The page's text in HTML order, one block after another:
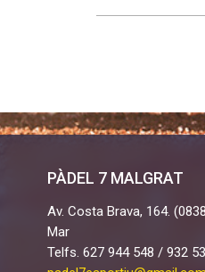
PÀDEL 7 MALGRAT
Av. Costa Brava, 164.
Mar
Telfs. 627 944 548 / 932